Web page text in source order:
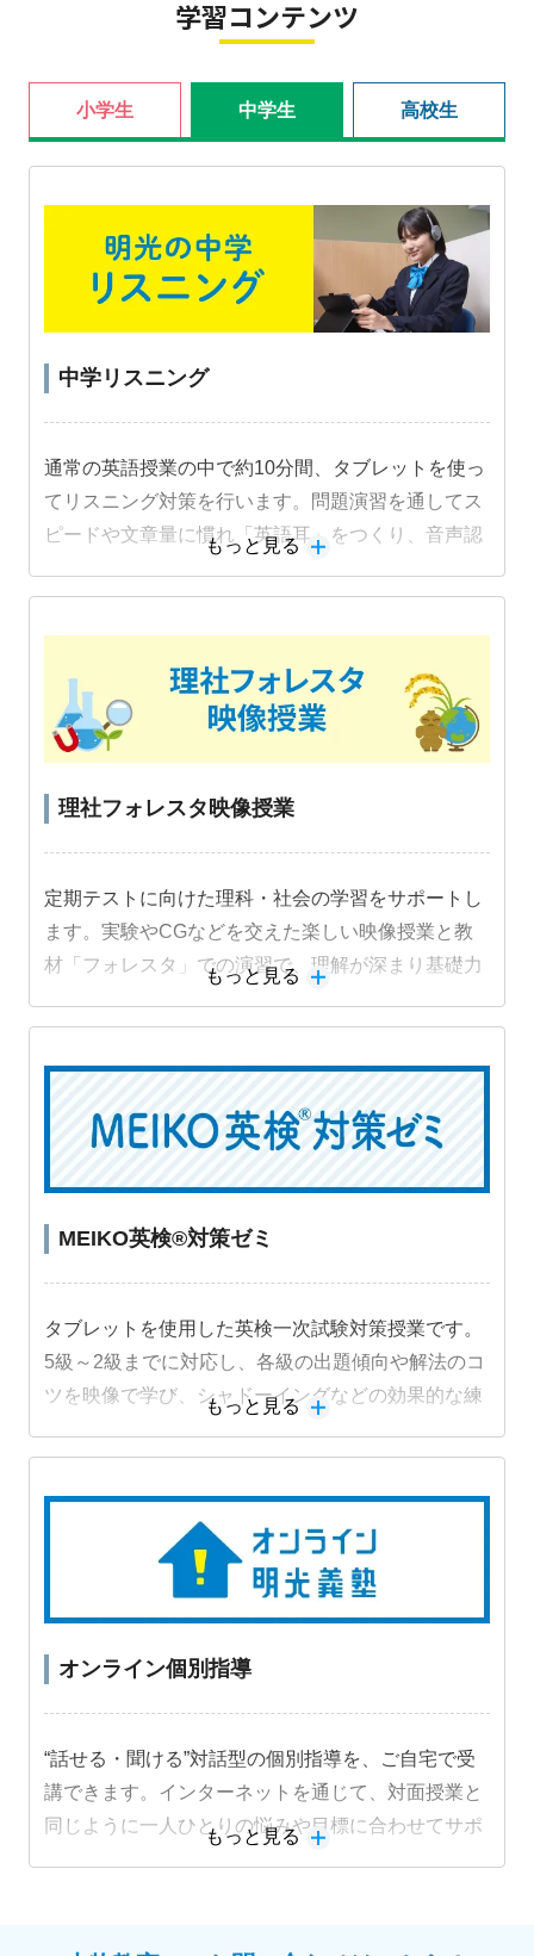
学習コンテンツ
小学生 中学生 高校生
中学リスニング
通常の英語授業の中で約10分間、タブレットを使っ
てリスニング対策を行います。問題演習を通してス
ピードや文章量に慣れ「英語耳」をつくり、音声認
つけます。
もっと見る
理社フォレスタ映像授業
定期テストに向けた理科・社会の学習をサポートし
ます。実験やCGなどを交えた楽しい映像授業と教
材「フォレスタ」での演習で、理解が深まり基礎力
もっと見る
MEIKO英検®対策ゼミ
タブレットを使用した英検一次試験対策授業です。
5級～2級までに対応し、各級の出題傾向や解法のコ
ツを映像で学び、シャドーイングなどの効果的な練
もっと見る
オンライン個別指導
“話せる・聞ける”対話型の個別指導を、ご自宅で受
講できます。インターネットを通じて、対面授業と
同じように一人ひとりの悩みや目標に合わせてサポ
もっと見る